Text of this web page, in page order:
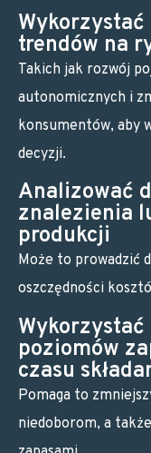
trendów na
Takich jak rozwój
autonomicznych i
konsumentów, aby
decyzji.
Analizować
znalezienia
produkcji
Może to prowadzić
oszczędności
poziomów
czasu
Pomaga to
niedoborom, a